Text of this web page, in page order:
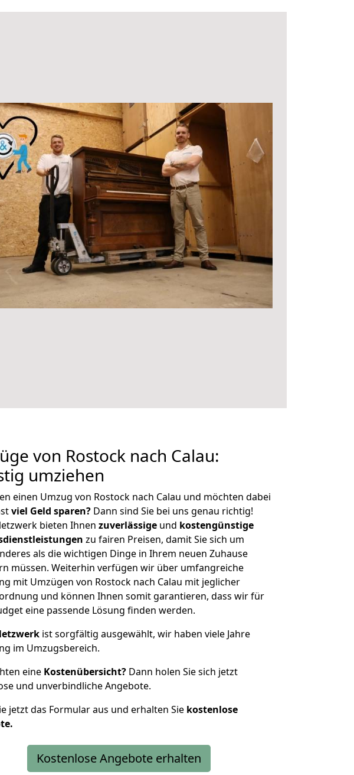
von Rostock nach Calau:
umziehen
einen Umzug von Rostock nach Calau und möchten dabei
viel Geld sparen? Dann sind Sie bei uns genau richtig!
bieten Ihnen zuverlässige und kostengünstige
zu fairen Preisen, damit Sie sich um
als die wichtigen Dinge in Ihrem neuen Zuhause
müssen. Weiterhin verfügen wir über umfangreiche
mit Umzügen von Rostock nach Calau mit jeglicher
und können Ihnen somit garantieren, dass wir für
eine passende Lösung finden werden.
ist sorgfältig ausgewählt, wir haben viele Jahre
im Umzugsbereich.
eine Kostenübersicht? Dann holen Sie sich jetzt
und unverbindliche Angebote.
jetzt das Formular aus und erhalten Sie kostenlose
Kostenlose Angebote erhalten